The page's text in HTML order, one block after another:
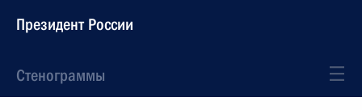
Президент России
Стенограммы